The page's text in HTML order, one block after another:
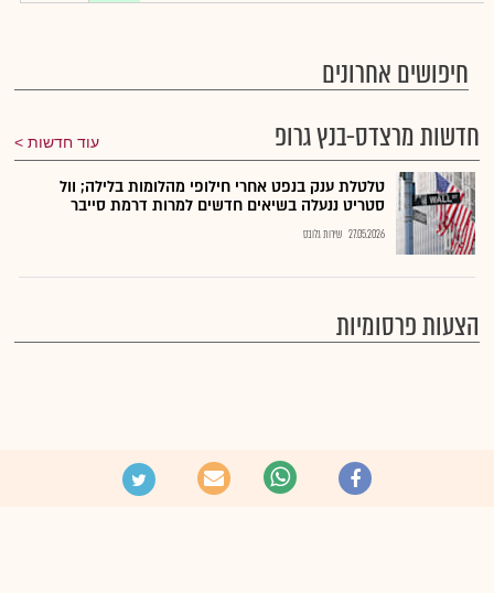
חיפושים אחרונים
חדשות מרצדס-בנץ גרופ
עוד חדשות
טלטלת ענק בנפט אחרי חילופי מהלומות בלילה; וול
סטריט ננעלה בשיאים חדשים למרות דרמת סייבר
27.05.2026 שירות גלובס
הצעות פרסומיות